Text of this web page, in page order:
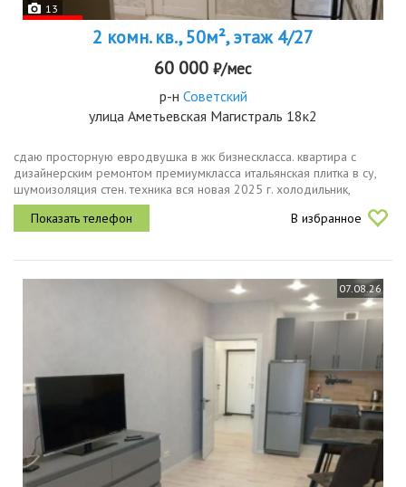
13
2 комн. кв., 50м², этаж 4/27
60 000 ₽/мес
р-н Советский
улица Аметьевская Магистраль 18к2
сдаю просторную евродвушка в жк бизнескласса. квартира с
дизайнерским ремонтом премиумкласса итальянская плитка в су,
шумоизоляция стен. техника вся новая 2025 г. холодильник,
стиральная духовка, вытяжка. встроенная гардеробная система.
дом сдан...
В избранное
07.08.26